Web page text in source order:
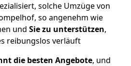
solche Umzüge von
so angenehm wie
und Sie zu unterstützen,
reibungslos verläuft
die besten Angebote, und